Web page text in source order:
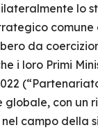
lo
da
i loro Primi
con un
campo della